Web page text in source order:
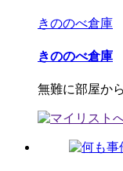
きののべ倉庫
きののべ倉庫
無難に部屋か